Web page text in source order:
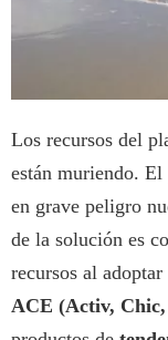
Los recursos del
están muriendo. El
en grave peligro
de la solución es
recursos al adoptar
ACE (Activ,